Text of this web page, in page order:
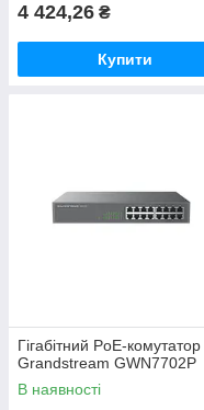
4 424,26 ₴
Купити
Гігабітний PoE-комутатор
Grandstream GWN7702P
В наявності